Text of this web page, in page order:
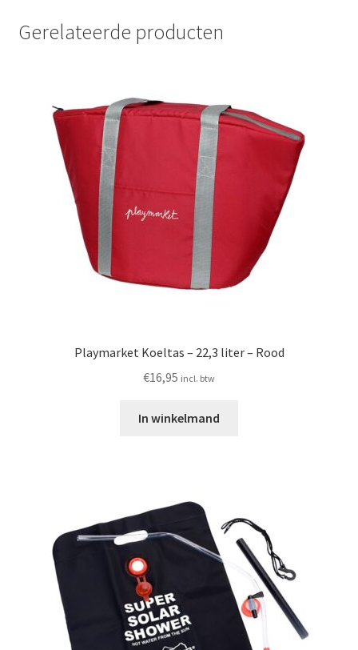
Gerelateerde producten
Playmarket Koeltas – 22,3 liter – Rood
€16,95 incl. btw
In winkelmand